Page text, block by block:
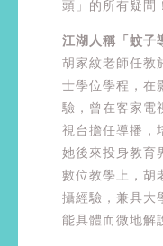
頭」的所有疑問！
江湖人稱「蚊子
胡家紋老師任教
士學位學程，在
驗，曾在客家電
視台擔任導播，
她後來投身教育
數位教學上，胡
攝經驗，兼具大
能具體而微地解